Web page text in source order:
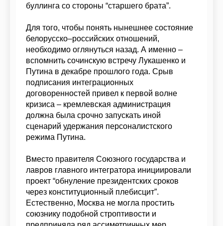
буллинга со стороны “старшего брата”.
Для того, чтобы понять нынешнее состояние
белорусско–российских отношений,
необходимо оглянуться назад. А именно –
вспомнить сочинскую встречу Лукашенко и
Путина в декабре прошлого года. Срыв
подписания интеграционных
договоренностей привел к первой волне
кризиса – кремлевская администрация
должна была срочно запускать иной
сценарий удержания персоналистского
режима Путина.
Вместо правителя Союзного государства и
лавров главного интегратора инициировали
проект “обнуление президентских сроков
через конституционный плебисцит”.
Естественно, Москва не могла простить
союзнику подобной строптивости и